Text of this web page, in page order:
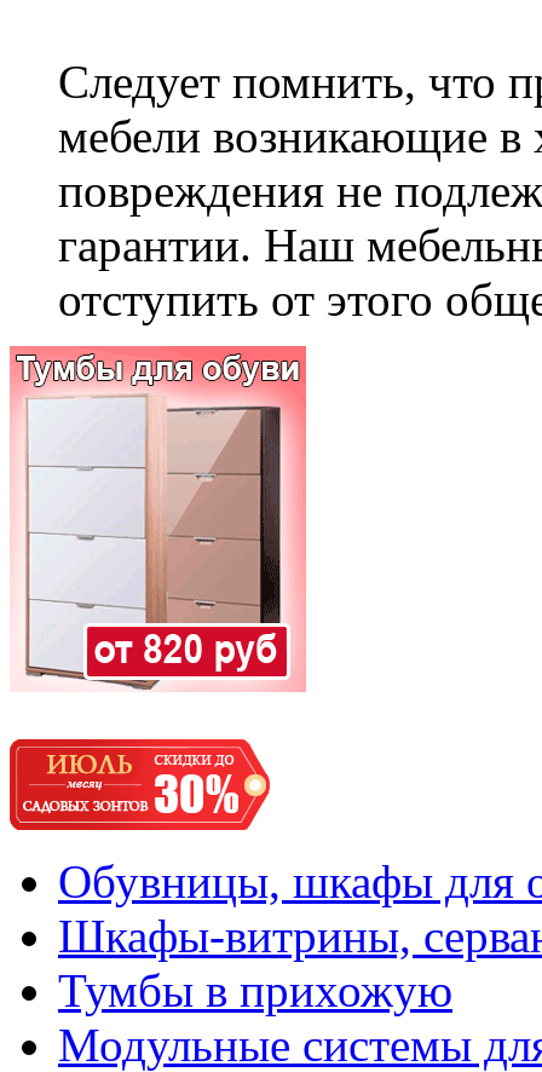
Следует помнить, что
мебели возникающие в
повреждения не
гарантии. Наш
отступить от этого
Обувницы, шкафы для
Шкафы-витрины,
Тумбы в прихожую
Модульные системы